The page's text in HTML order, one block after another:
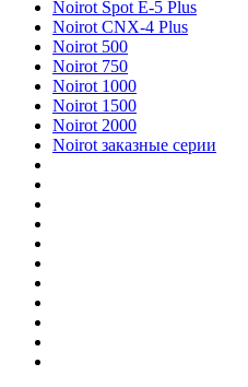
Noirot Spot E-5 Plus
Noirot CNX-4 Plus
Noirot 500
Noirot 750
Noirot 1000
Noirot 1500
Noirot 2000
Noirot заказные серии